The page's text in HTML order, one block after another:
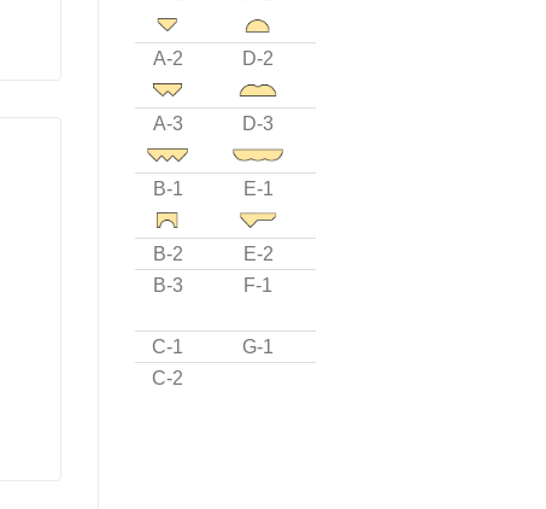
A-2 D-2
A-3 D-3
B-1 E-1
B-2
E-2
B-3
F-1
C-1
G-1
C-2